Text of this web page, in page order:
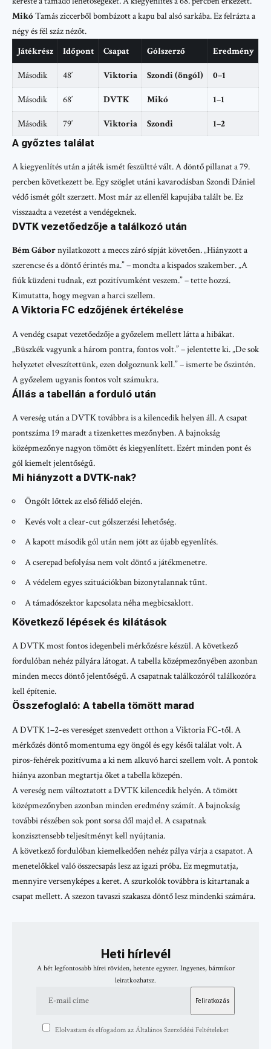
MikóTamás ziccerből bombázott a kapu bal alsó sarkába. Ez felrázta a
négy és fél száz nézőt.
Játékrész
Időpont Csapat Gólszerző Eredmény
Második 48′ Viktoria Szondi (öngól) 0–1
Második 68′ DVTK Mikó 1–1
Második 79′ Viktoria Szondi 1–2
A győztes találat
A kiegyenlítés után a játék ismét feszültté vált. A döntő pillanat a 79.
percben következett be. Egy szöglet utáni kavarodásban Szondi Dániel
védő ismét gólt szerzett. Most már az ellenfél kapujába talált be. Ez
visszaadta a vezetést a vendégeknek.
DVTK vezetőedzője a találkozó után
Bém Gábornyilatkozott a meccs záró sípját követően. „Hiányzott a
szerencse és a döntő érintés ma.” – mondta a kispados szakember. „A
fiúk küzdeni tudnak, ezt pozitívumként veszem.” – tette hozzá.
Kimutatta, hogy megvan a harci szellem.
A Viktoria FC edzőjének értékelése
A vendég csapat vezetőedzője a győzelem mellett látta a hibákat.
„Büszkék vagyunk a három pontra, fontos volt.” – jelentette ki. „De sok
helyzetet elveszítettünk, ezen dolgoznunk kell.” – ismerte be őszintén.
A győzelem ugyanis fontos volt számukra.
Állás a tabellán a forduló után
A vereség után a DVTK továbbra is a kilencedik helyen áll. A csapat
pontszáma 19 maradt a tizenkettes mezőnyben. A bajnokság
középmezőnye nagyon tömött és kiegyenlített. Ezért minden pont és
gól kiemelt jelentőségű.
Mi hiányzott a DVTK-nak?
Öngólt lőttek az első félidő elején.
Kevés volt a clear-cut gólszerzési lehetőség.
A kapott második gól után nem jött az újabb egyenlítés.
A cserepad befolyása nem volt döntő a játékmenetre.
A védelem egyes szituációkban bizonytalannak tűnt.
A támadószektor kapcsolata néha megbicsaklott.
Következő lépések és kilátások
A DVTK most fontos idegenbeli mérkőzésre készül. A következő
fordulóban nehéz pályára látogat. A tabella középmezőnyében azonban
minden meccs döntő jelentőségű. A csapatnak találkozóról találkozóra
kell építenie.
Összefoglaló: A tabella tömött marad
A DVTK 1–2-es vereséget szenvedett otthon a Viktoria FC-től. A
mérkőzés döntő momentuma egy öngól és egy késői találat volt. A
piros-fehérek pozitívuma a ki nem alkuvó harci szellem volt. A pontok
hiánya azonban megtartja őket a tabella közepén.
A vereség nem változtatott a DVTK kilencedik helyén. A tömött
középmezőnyben azonban minden eredmény számít. A bajnokság
további részében sok pont sorsa dől majd el. A csapatnak
konzisztensebb teljesítményt kell nyújtania.
A következő fordulóban kiemelkedően nehéz pálya várja a csapatot. A
menetelőkkel való összecsapás lesz az igazi próba. Ez megmutatja,
mennyire versenyképes a keret. A szurkolók továbbra is kitartanak a
csapat mellett. A szezon tavaszi szakasza döntő lesz mindenki számára.
Heti hírlevél
A hét legfontosabb hírei röviden, hetente egyszer. Ingyenes, bármikor
leiratkozhatsz.
Elolvastam és elfogadom az Általános Szerződési Feltételeket